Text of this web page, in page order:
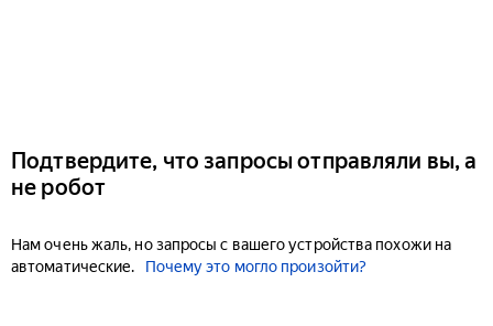
Подтвердите, что запросы отправляли вы, а
не робот
Нам очень жаль, но запросы с вашего устройства похожи на
автоматические.
Почему это могло произойти?